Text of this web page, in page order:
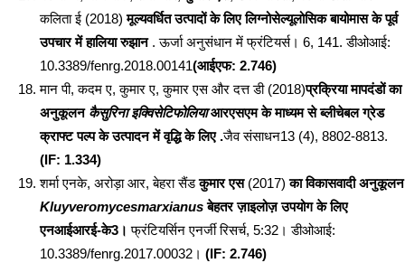
कलिता ई (2018)मूल्यवर्धित उत्पादों के लिए लिग्नोसेल्यूलोसिक बायोमास के पूर्व
उपचार में हालिया रुझान. ऊर्जा अनुसंधान में फ्रंटियर्स। 6, 141. डीओआई:
10.3389/fenrg.2018.00141(आईएफ: 2.746)
मान पी, कदम ए, कुमार ए, कुमार एस और दत्त डी (2018)प्रक्रिया मापदंडों का
अनुकूलन कैसुरिना इक्विसेटिफोलियाआरएसएम के माध्यम से ब्लीचेबल ग्रेड
क्राफ्ट पल्प के उत्पादन में वृद्धि के लिए .जैव संसाधन13 (4), 8802-8813.
(IF: 1.334)
शर्मा एनके, अरोड़ा आर, बेहरा सैंडकुमार एस (2017) का विकासवादी अनुकूलन
Kluyveromycesmarxianusबेहतर ज़ाइलोज़ उपयोग के लिए
एनआईआरई-के3।फ्रंटियर्सिन एनर्जी रिसर्च, 5:32। डीओआई:
10.3389/fenrg.2017.00032। (IF: 2.746)